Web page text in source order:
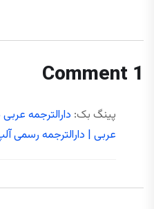
1 Comment
پینگ بک: دارالترجمه
عربی | دارالترجمه رسمی